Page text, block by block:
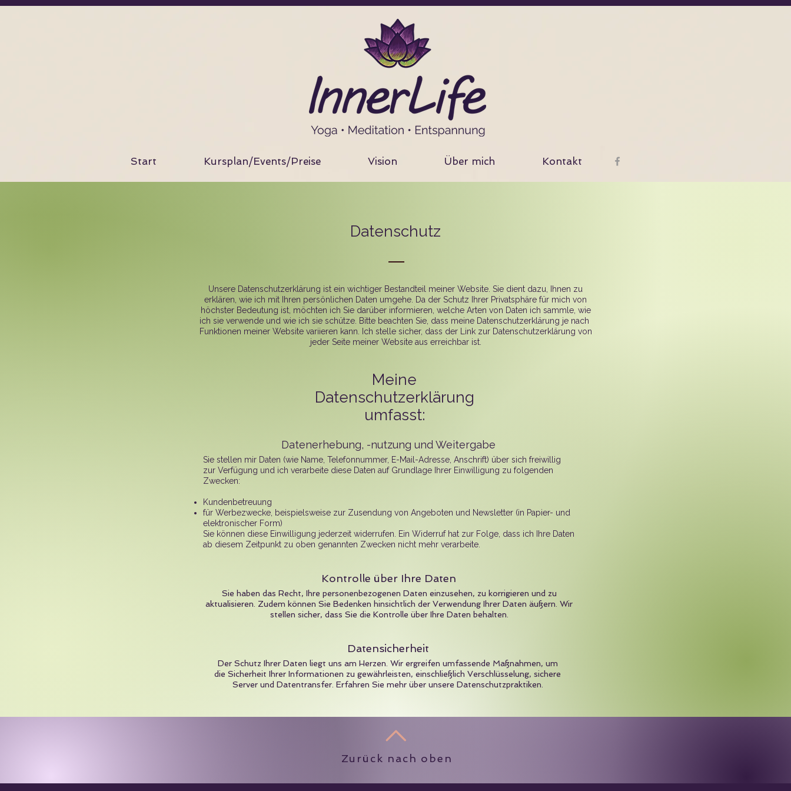
Start Kursplan/Events/Preise Vision Über mich Kontakt
Datenschutz
Unsere Datenschutzerklärung ist ein wichtiger Bestandteil meiner Website. Sie dient dazu, Ihnen zu
erklären, wie ich mit Ihren persönlichen Daten umgehe. Da der Schutz Ihrer Privatsphäre für mich von
höchster Bedeutung ist, möchten ich Sie darüber informieren, welche Arten von Daten ich sammle, wie
ich sie verwende und wie ich sie schütze. Bitte beachten Sie, dass meine Datenschutzerklärung je nach
Funktionen meiner Website variieren kann. Ich stelle sicher, dass der Link zur Datenschutzerklärung von
jeder Seite meiner Website aus erreichbar ist.
Meine
Datenschutzerklärung
umfasst:
Datenerhebung, -nutzung und Weitergabe
Sie stellen mir Daten (wie Name, Telefonnummer, E-Mail-Adresse, Anschrift) über sich freiwillig
zur Verfügung und ich verarbeite diese Daten auf Grundlage Ihrer Einwilligung zu folgenden
Zwecken:
Kundenbetreuung
für Werbezwecke, beispielsweise zur Zusendung von Angeboten und Newsletter (in Papier- und
elektronischer Form)​
Sie können diese Einwilligung jederzeit widerrufen. Ein Widerruf hat zur Folge, dass ich Ihre Daten
ab diesem Zeitpunkt zu oben genannten Zwecken nicht mehr verarbeite.
Kontrolle über Ihre Daten
Sie haben das Recht, Ihre personenbezogenen Daten einzusehen, zu korrigieren und zu
aktualisieren. Zudem können Sie Bedenken hinsichtlich der Verwendung Ihrer Daten äußern. Wir
stellen sicher, dass Sie die Kontrolle über Ihre Daten behalten.
Datensicherheit
Der Schutz Ihrer Daten liegt uns am Herzen. Wir ergreifen umfassende Maßnahmen, um
die Sicherheit Ihrer Informationen zu gewährleisten, einschließlich Verschlüsselung, sichere
Server und Datentransfer. Erfahren Sie mehr über unsere Datenschutzpraktiken.
Zurück nach oben